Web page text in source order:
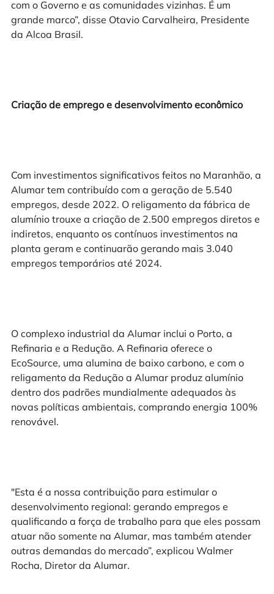
com o Governo e as comunidades vizinhas. É um
grande marco”, disse Otavio Carvalheira, Presidente
da Alcoa Brasil.
Criação de emprego e desenvolvimento econômico
Com investimentos significativos feitos no Maranhão, a
Alumar tem contribuído com a geração de 5.540
empregos, desde 2022. O religamento da fábrica de
alumínio trouxe a criação de 2.500 empregos diretos e
indiretos, enquanto os contínuos investimentos na
planta geram e continuarão gerando mais 3.040
empregos temporários até 2024.
O complexo industrial da Alumar inclui o Porto, a
Refinaria e a Redução. A Refinaria oferece o
EcoSource, uma alumina de baixo carbono, e com o
religamento da Redução a Alumar produz alumínio
dentro dos padrões mundialmente adequados às
novas políticas ambientais, comprando energia 100%
renovável.
"Esta é a nossa contribuição para estimular o
desenvolvimento regional: gerando empregos e
qualificando a força de trabalho para que eles possam
atuar não somente na Alumar, mas também atender
outras demandas do mercado”, explicou Walmer
Rocha, Diretor da Alumar.